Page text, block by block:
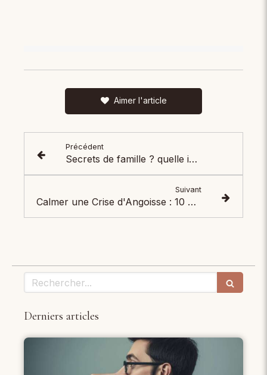
Aimer l'article
Précédent
Secrets de famille ? quelle incidence ?
Suivant
Calmer une Crise d'Angoisse : 10 Astuces Rapides et Efficaces
Rechercher
Derniers articles